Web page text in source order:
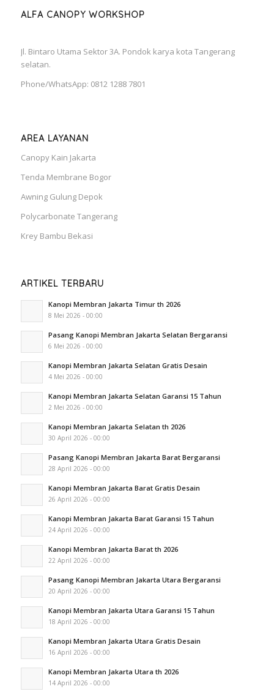
ALFA CANOPY WORKSHOP
Jl. Bintaro Utama Sektor 3A. Pondok karya kota Tangerang
selatan.
Phone/WhatsApp: 0812 1288 7801
AREA LAYANAN
Canopy Kain Jakarta
Tenda Membrane Bogor
Awning Gulung Depok
Polycarbonate Tangerang
Krey Bambu Bekasi
ARTIKEL TERBARU
Kanopi Membran Jakarta Timur th 2026
8 Mei 2026 - 00:00
Pasang Kanopi Membran Jakarta Selatan Bergaransi
6 Mei 2026 - 00:00
Kanopi Membran Jakarta Selatan Gratis Desain
4 Mei 2026 - 00:00
Kanopi Membran Jakarta Selatan Garansi 15 Tahun
2 Mei 2026 - 00:00
Kanopi Membran Jakarta Selatan th 2026
30 April 2026 - 00:00
Pasang Kanopi Membran Jakarta Barat Bergaransi
28 April 2026 - 00:00
Kanopi Membran Jakarta Barat Gratis Desain
26 April 2026 - 00:00
Kanopi Membran Jakarta Barat Garansi 15 Tahun
24 April 2026 - 00:00
Kanopi Membran Jakarta Barat th 2026
22 April 2026 - 00:00
Pasang Kanopi Membran Jakarta Utara Bergaransi
20 April 2026 - 00:00
Kanopi Membran Jakarta Utara Garansi 15 Tahun
18 April 2026 - 00:00
Kanopi Membran Jakarta Utara Gratis Desain
16 April 2026 - 00:00
Kanopi Membran Jakarta Utara th 2026
14 April 2026 - 00:00